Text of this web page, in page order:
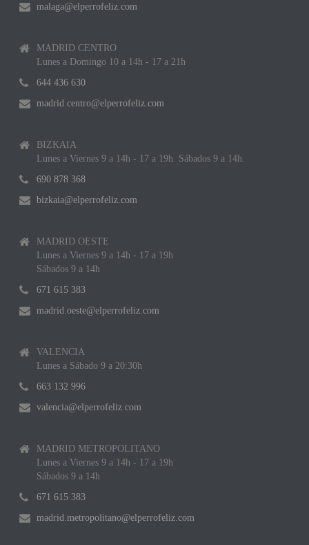
malaga@elperrofeliz.com
MADRID CENTRO
Lunes a Domingo 10 a 14h - 17 a 21h
644 436 630
madrid.centro@elperrofeliz.com
BIZKAIA
Lunes a Viernes 9 a 14h - 17 a 19h. Sábados 9 a 14h.
690 878 368
bizkaia@elperrofeliz.com
MADRID OESTE
Lunes a Viernes 9 a 14h - 17 a 19h
Sábados 9 a 14h
671 615 383
madrid.oeste@elperrofeliz.com
VALENCIA
Lunes a Sábado 9 a 20:30h
663 132 996
valencia@elperrofeliz.com
MADRID METROPOLITANO
Lunes a Viernes 9 a 14h - 17 a 19h
Sábados 9 a 14h
671 615 383
madrid.metropolitano@elperrofeliz.com